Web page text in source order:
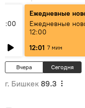
Ежедневные
Ежедневные
12:00
12:01 7 мин
Вчера Сегодня
г. Бишкек 89.3